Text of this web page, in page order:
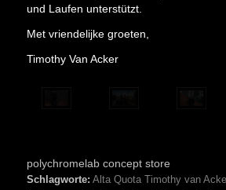
und Laufen unterstützt.
Met vriendelijke groeten,
Timothy Van Acker
polychromelab concept store
Schlagworte: Alta Quota Timothy van